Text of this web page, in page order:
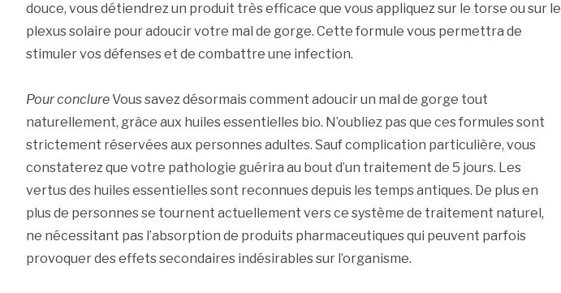
douce, vous détiendrez un produit très efficace que vous appliquez sur le torse ou sur le
plexus solaire pour adoucir votre mal de gorge. Cette formule vous permettra de
stimuler vos défenses et de combattre une infection.
Pour conclureVous savez désormais comment adoucir un mal de gorge tout
naturellement, grâce aux huiles essentielles bio. N’oubliez pas que ces formules sont
strictement réservées aux personnes adultes. Sauf complication particulière, vous
constaterez que votre pathologie guérira au bout d’un traitement de 5 jours. Les
vertus des huiles essentielles sont reconnues depuis les temps antiques. De plus en
plus de personnes se tournent actuellement vers ce système de traitement naturel,
ne nécessitant pas l’absorption de produits pharmaceutiques qui peuvent parfois
provoquer des effets secondaires indésirables sur l’organisme.